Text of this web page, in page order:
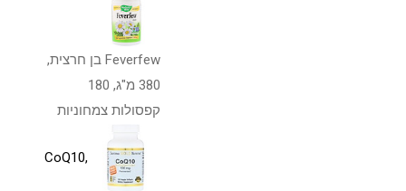
Feverfew בן חרצית,
380 מ"ג, 180
קפסולות צמחוניות
CoQ10,